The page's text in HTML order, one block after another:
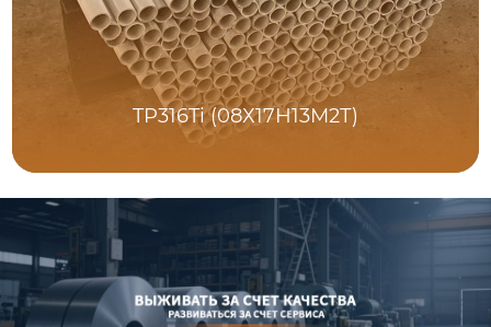
TP316Ti (08Х17Н13М2Т)